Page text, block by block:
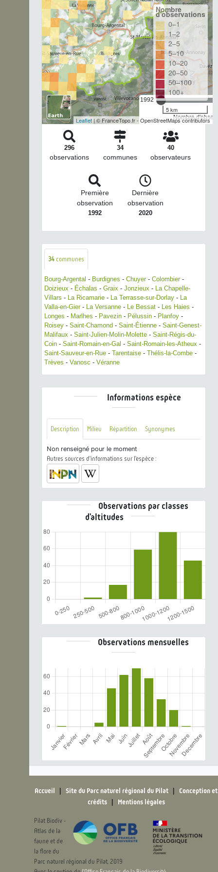
1992
Nombre
Nombre
d'observations
0–1
1–2
2–5
5–10
10–20
20–50
50–100
100+
5 km
Leaflet | © FranceTopo.fr - OpenStreetMaps contributors
296
observations
34
communes
40
observateurs
Première
observation
1992
Dernière
observation
2020
34 communes
Bourg-Argental - Burdignes - Chuyer- Colombier-
Doizieux - Échalas - Graix - Jonzieux -
La Chapelle-
Villars - La Ricamarie - La Terrasse-sur-Dorlay -
La
Valla-en-Gier- La Versanne - Le Bessat - Les Haies -
Longes - Marlhes - Pavezin - Pélussin - Planfoy -
Roisey - Saint-Chamond - Saint-Étienne - Saint-Genest-
Malifaux - Saint-Julien-Molin-Molette - Saint-Régis-du-
Coin - Saint-Romain-en-Gal - Saint-Romain-les-Atheux -
Saint-Sauveur-en-Rue - Tarentaise - Thélis-la-Combe -
Trèves - Vanosc - Véranne
Informations espèce
Description Milieu Répartition Synonymes
Non renseigné pour le moment
Autres sources d'informations sur l'espèce :
Observations par classes
d'altitudes
Observations mensuelles
Accueil | Site du Parc naturel régional du Pilat | Conception et
crédits| Mentions légales
Pilat Biodiv -
Atlas de la
faune et de
la flore du
Parc naturel régional du Pilat, 2019